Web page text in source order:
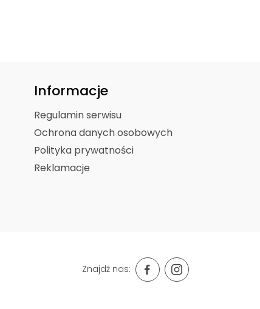
Informacje
Regulamin serwisu
Ochrona danych osobowych
Polityka prywatności
Reklamacje
Znajdź nas: